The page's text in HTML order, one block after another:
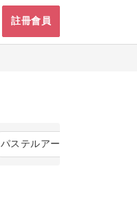
註冊會員
パステルアート